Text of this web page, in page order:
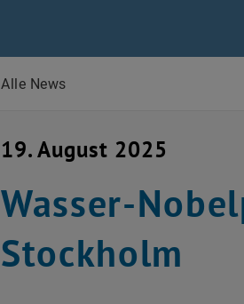
Alle News
19. August 2025
Wasser-
Stockholm